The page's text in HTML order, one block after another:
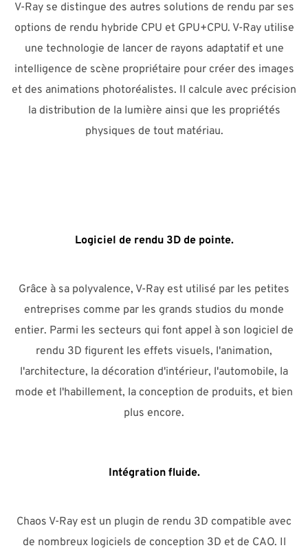
V-Ray se distingue des autres solutions de rendu par ses
options de rendu hybride CPU et GPU+CPU. V-Ray utilise
une technologie de lancer de rayons adaptatif et une
intelligence de scène propriétaire pour créer des images
et des animations photoréalistes. Il calcule avec précision
la distribution de la lumière ainsi que les propriétés
physiques de tout matériau.
Logiciel de rendu 3D de pointe.
Grâce à sa polyvalence, V-Ray est utilisé par les petites
entreprises comme par les grands studios du monde
entier. Parmi les secteurs qui font appel à son logiciel de
rendu 3D figurent les effets visuels, l'animation,
l'architecture, la décoration d'intérieur, l'automobile, la
mode et l'habillement, la conception de produits, et bien
plus encore.
Intégration fluide.
Chaos V-Ray est un plugin de rendu 3D compatible avec
de nombreux logiciels de conception 3D et de CAO. Il